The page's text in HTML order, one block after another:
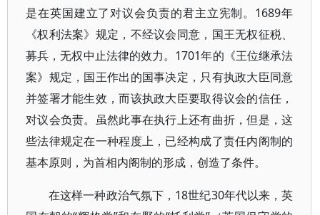
是在英国建立了对议会负责的君主立宪制。1689年
《权利法案》规定，不经议会同意，国王无权征税、
募兵，无权中止法律的效力。1701年的《王位继承法
案》规定，国王作出的国事决定，只有执政大臣同意
并签署才能生效，而该执政大臣要取得议会的信任，
对议会负责。虽然此事在执行上还有曲折，但是，这
些法律规定在一种程度上，已经构成了责任内阁制的
基本原则，为首相内阁制的形成，创造了条件。
在这样一种政治气氛下，18世纪30年代以来，英